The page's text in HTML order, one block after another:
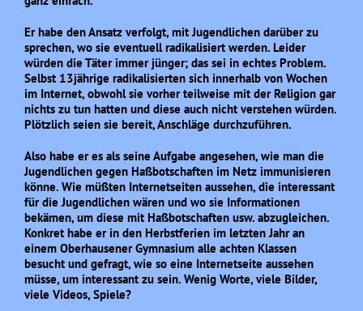
Er habe den Ansatz verfolgt, mit Jugendlichen darüber zu
sprechen, wo sie eventuell radikalisiert werden. Leider
würden die Täter immer jünger; das sei in echtes Problem.
Selbst 13jährige radikalisierten sich innerhalb von Wochen
im Internet, obwohl sie vorher teilweise mit der Religion gar
nichts zu tun hatten und diese auch nicht verstehen würden.
Plötzlich seien sie bereit, Anschläge durchzuführen.
Also habe er es als seine Aufgabe angesehen, wie man die
Jugendlichen gegen Haßbotschaften im Netz immunisieren
könne. Wie müßten Internetseiten aussehen, die interessant
für die Jugendlichen wären und wo sie Informationen
bekämen, um diese mit Haßbotschaften usw. abzugleichen.
Konkret habe er in den Herbstferien im letzten Jahr an
einem Oberhausener Gymnasium alle achten Klassen
besucht und gefragt, wie so eine Internetseite aussehen
müsse, um interessant zu sein. Wenig Worte, viele Bilder,
viele Videos, Spiele?